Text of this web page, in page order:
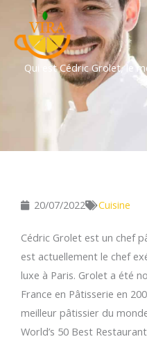
contenu
Qui est Cédric Grolet, le
20/07/2022 Cuisine
Cédric Grolet est un chef
est actuellement le chef
luxe à Paris. Grolet a été
France en Pâtisserie en
meilleur pâtissier du
World’s 50 Best